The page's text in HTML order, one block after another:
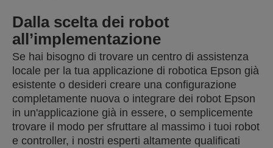
Dalla scelta dei robot
all’implementazione
Se hai bisogno di trovare un centro di assistenza
locale per la tua applicazione di robotica Epson già
esistente o desideri creare una configurazione
completamente nuova o integrare dei robot Epson
in un'applicazione già in essere, o semplicemente
trovare il modo per sfruttare al massimo i tuoi robot
e controller, i nostri esperti altamente qualificati